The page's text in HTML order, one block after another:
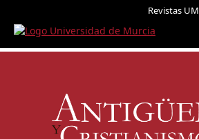
Revistas UM